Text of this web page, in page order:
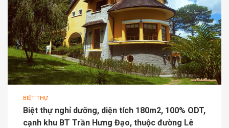
BIỆT THỰ
Biệt thự nghỉ dưỡng, diện tích 180m2, 100% ODT,
cạnh khu BT Trần Hưng Đạo, thuộc đường Lê